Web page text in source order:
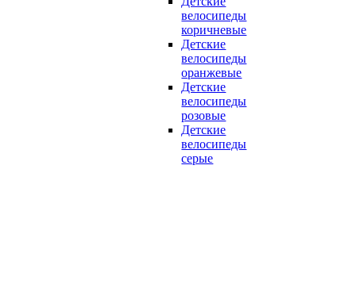
велосипеды
коричневые
Детские
велосипеды
оранжевые
Детские
велосипеды
розовые
Детские
велосипеды
серые